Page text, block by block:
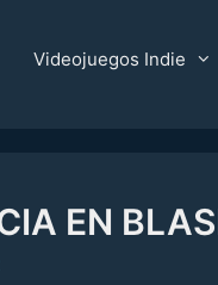
Videojuegos Indie
EN